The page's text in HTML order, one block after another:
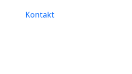
Kontakt